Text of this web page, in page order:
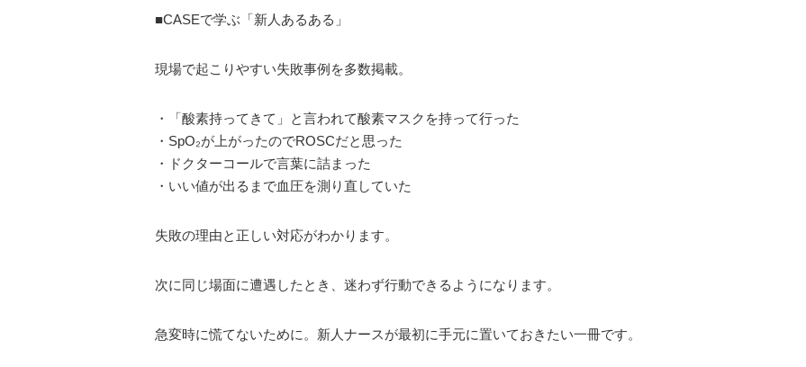
■CASEで学ぶ「新人あるある」
現場で起こりやすい失敗事例を多数掲載。
・「酸素持ってきて」と言われて酸素マスクを持って行った
・SpO₂が上がったのでROSCだと思った
・ドクターコールで言葉に詰まった
・いい値が出るまで血圧を測り直していた
失敗の理由と正しい対応がわかります。
次に同じ場面に遭遇したとき、迷わず行動できるようになります。
急変時に慌てないために。新人ナースが最初に手元に置いておきたい一冊です。